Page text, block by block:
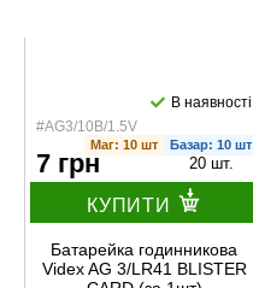
#AG3/10B/1.5V
В наявності
Маг: 10 шт Базар: 10 шт
7 грн 20 шт.
КУПИТИ
Батарейка годинникова
Videx AG 3/LR41 BLISTER